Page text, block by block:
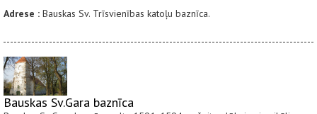
Adrese : Bauskas Sv. Trīsvienības katoļu baznīca.
Bauskas Sv.Gara baznīca